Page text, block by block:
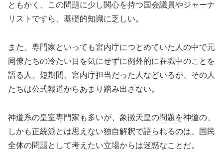
ともかく、この問題に少し関心を持つ国会議員やジャーナ
リストですら、基礎的知識に乏しい。
また、専門家といっても宮内庁につとめていた人の中で元
同僚たちの冷たい目を気にせずに例外的に在職中のことを
語る人、短期間、宮内庁担当だった人などいるが、その人
たちは公式報道からあまり踏み出さない。
神道系の皇室専門家も多いが、象徴天皇の問題を神道の、
しかも正統派とは思えない独自解釈で語られるのは、国民
全体の問題として考えたい立場からは迷惑なことだ。